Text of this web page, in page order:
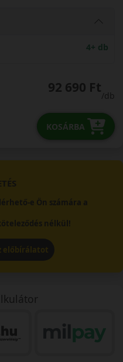
4+ db
92 690 Ft
/db
KOSÁRBA
e Ön számára a
nélkül!
előbírálatot